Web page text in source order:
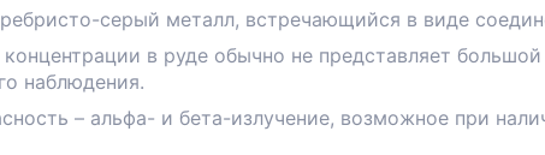
серый металл, встречающийся в виде
в руде обычно не представляет
наблюдения.
– альфа- и бета-излучение, возможное при